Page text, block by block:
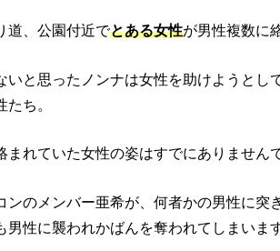
道、公園付近でとある女性が男性複数に
いと思ったノンナは女性を助けようと
ち。
まれていた女性の姿はすでにありません
ンのメンバー亜希が、何者かの男性に突
男性に襲われかばんを奪われてしまいます